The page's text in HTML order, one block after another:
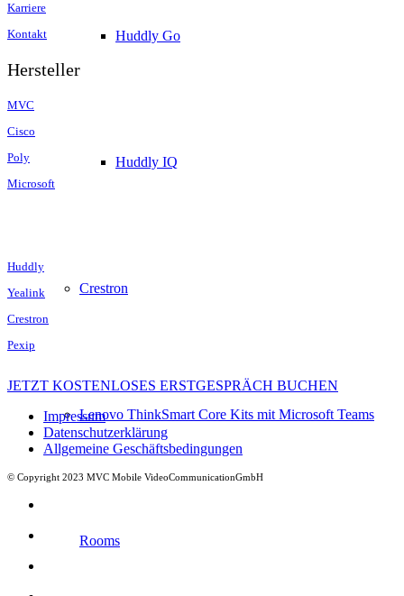
Huddly Go
Huddly IQ
Crestron
Lenovo ThinkSmart Core Kits mit Microsoft Teams
Rooms
Karriere
Kontakt
Hersteller
MVC
Cisco
Poly
Microsoft
Huddly
Yealink
Crestron
Pexip
JETZT KOSTENLOSES ERSTGESPRÄCH BUCHEN
Impressum
Datenschutzerklärung
Allgemeine Geschäftsbedingungen
© Copyright 2023 MVC Mobile VideoCommunicationGmbH